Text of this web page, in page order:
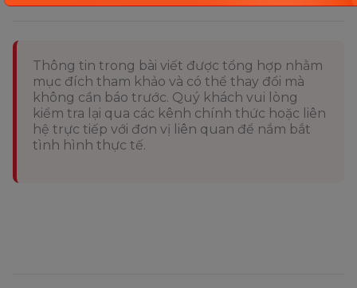
Thông tin trong bài viết được tổng hợp nhằm
mục đích tham khảo và có thể thay đổi mà
không cần báo trước. Quý khách vui lòng
kiểm tra lại qua các kênh chính thức hoặc liên
hệ trực tiếp với đơn vị liên quan để nắm bắt
tình hình thực tế.